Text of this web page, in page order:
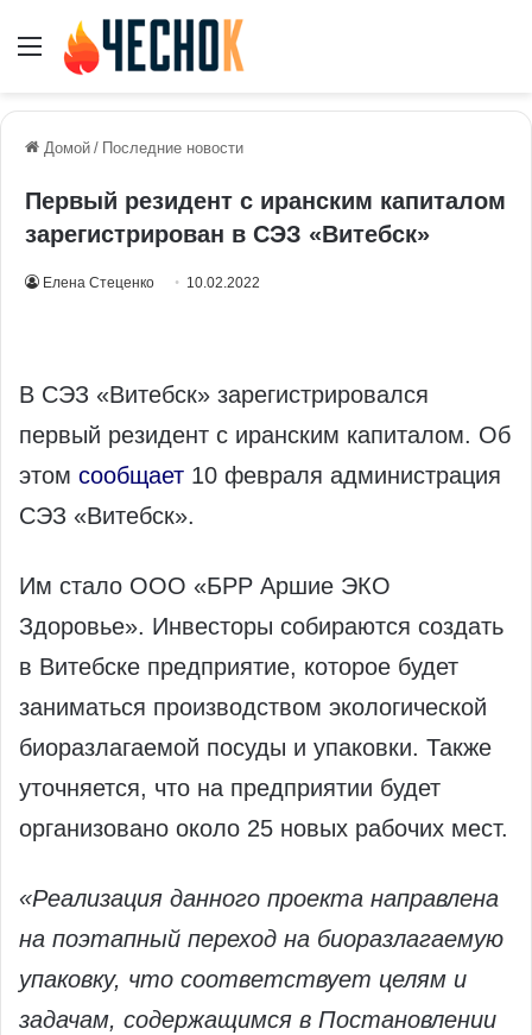
Меню
Домой / Последние новости
Первый резидент с иранским капиталом
зарегистрирован в СЭЗ «Витебск»
Елена Стеценко 10.02.2022
В СЭЗ «Витебск» зарегистрировался
первый резидент с иранским капиталом. Об
этом сообщает 10 февраля администрация
СЭЗ «Витебск».
Им стало ООО «БРР Аршие ЭКО
Здоровье». Инвесторы собираются создать
в Витебске предприятие, которое будет
заниматься производством экологической
биоразлагаемой посуды и упаковки. Также
уточняется, что на предприятии будет
организовано около 25 новых рабочих мест.
«Реализация данного проекта направлена
на поэтапный переход на биоразлагаемую
упаковку, что соответствует целям и
задачам, содержащимся в Постановлении